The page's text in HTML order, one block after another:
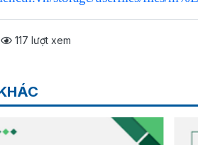
117 lượt xem